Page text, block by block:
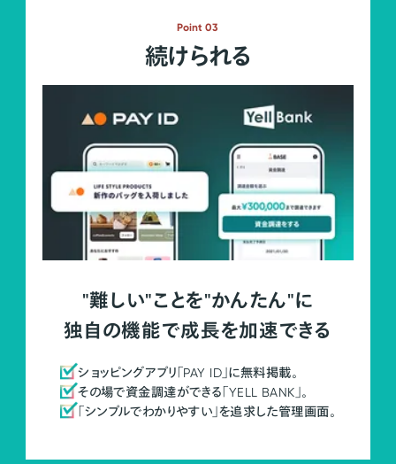
Point 03
続けられる
"難しい"ことを"かんたん"に
独自の機能で成長を加速できる
ショッピングアプリ「PAY ID」に無料掲載。
その場で資金調達ができる「YELL BANK」。
「シンプルでわかりやすい」を追求した管理画面。